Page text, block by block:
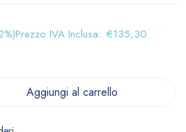
Prezzo IVA Inclusa: €135,30
Aggiungi al carrello